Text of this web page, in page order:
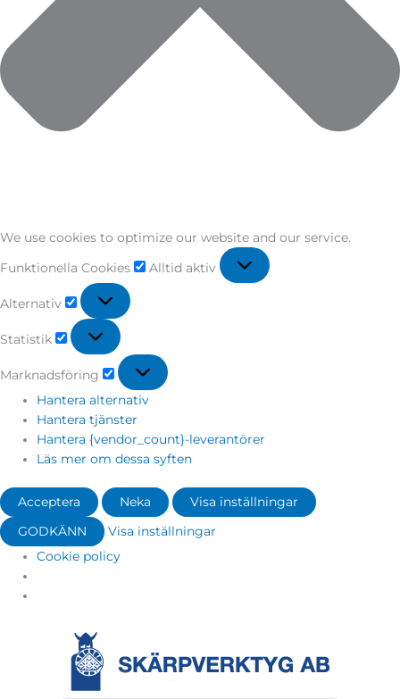
We use cookies to optimize our website and our service.
Funktionella Cookies Alltid aktiv
Alternativ
Statistik
Marknadsföring
Hantera alternativ
Hantera tjänster
Hantera {vendor_count}-leverantörer
Läs mer om dessa syften
Acceptera Neka Visa inställningar
GODKÄNN
Visa inställningar
Cookie policy